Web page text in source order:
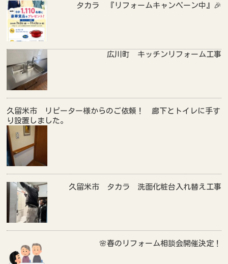
タカラ 『リフォームキャンペーン中』🎉
広川町 キッチンリフォーム工事
久留米市 リピーター様からのご依頼！ 廊下とトイレに手す
り設置しました。
久留米市 タカラ 洗面化粧台入れ替え工事
🌸春のリフォーム相談会開催決定！